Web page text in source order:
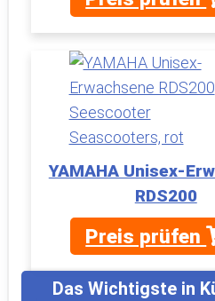
YAMAHA Unisex-
RDS200
Preis prüfen
Das Wichtigste in